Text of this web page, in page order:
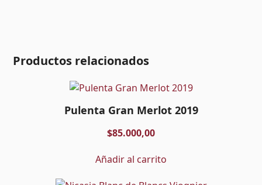
Productos relacionados
Pulenta Gran Merlot 2019
$85.000,00
Añadir al carrito